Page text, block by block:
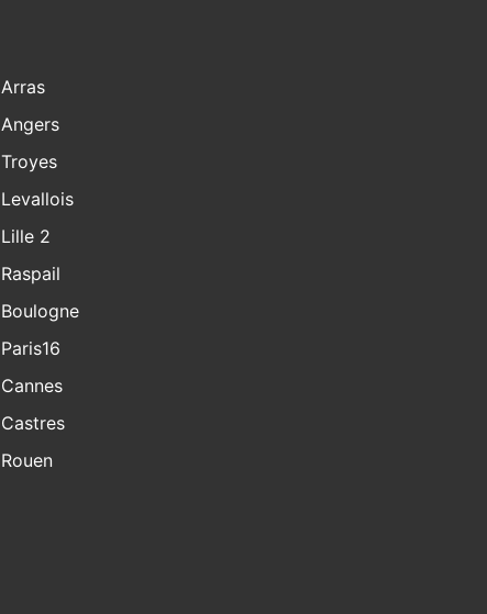
Arras
Angers
Troyes
Levallois
Lille 2
Raspail
Boulogne
Paris16
Cannes
Castres
Rouen